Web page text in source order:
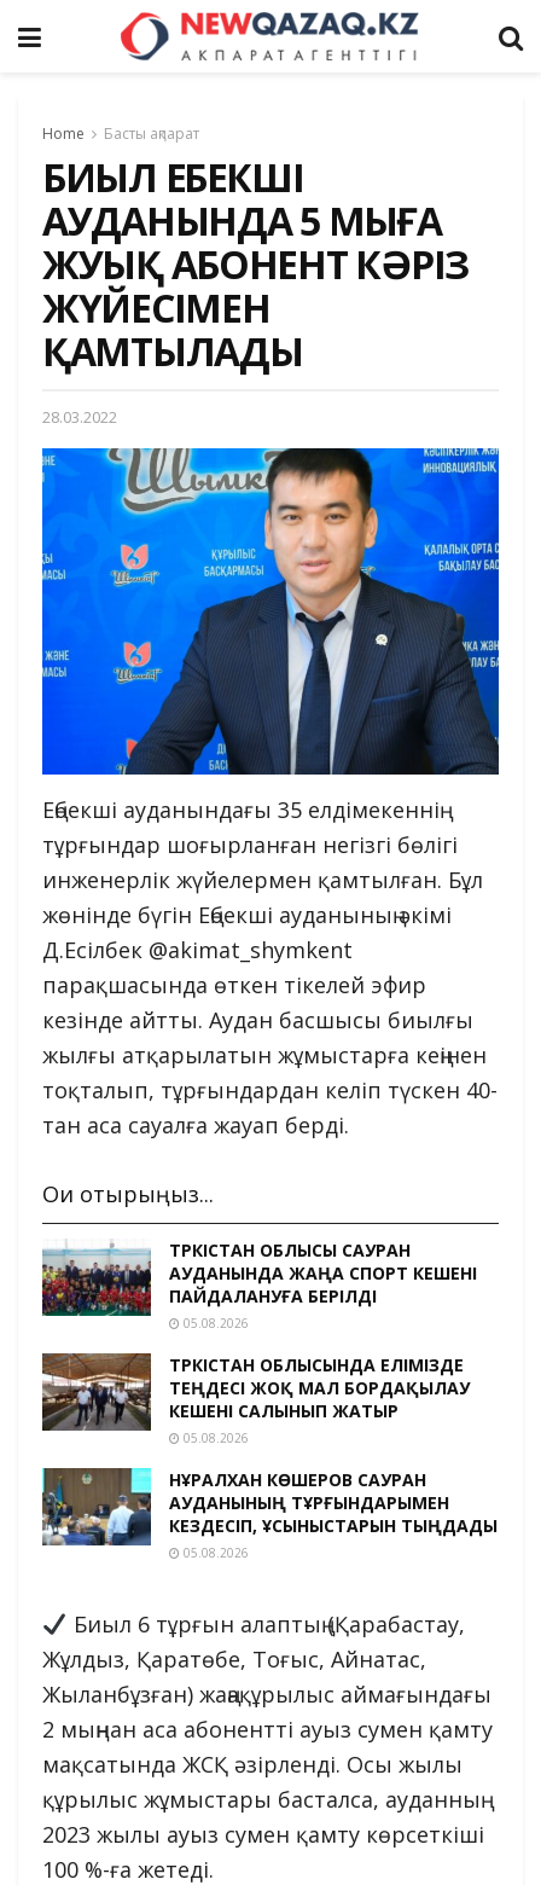
Home Басты ақпарат
БИЫЛ ЕҢБЕКШІ
АУДАНЫНДА 5 МЫҢҒА
ЖУЫҚ АБОНЕНТ КӘРІЗ
ЖҮЙЕСІМЕН
ҚАМТЫЛАДЫ
28.03.2022
Еңбекші ауданындағы 35 елдімекеннің
тұрғындар шоғырланған негізгі бөлігі
инженерлік жүйелермен қамтылған. Бұл
жөнінде бүгін Еңбекші ауданының әкімі
Д.Есілбек @akimat_shymkent
парақшасында өткен тікелей эфир
кезінде айтты. Аудан басшысы биылғы
жылғы атқарылатын жұмыстарға кеңінен
тоқталып, тұрғындардан келіп түскен 40-
тан аса сауалға жауап берді.
Оқи отырыңыз...
ТҮРКІСТАН ОБЛЫСЫ САУРАН
АУДАНЫНДА ЖАҢА СПОРТ КЕШЕНІ
ПАЙДАЛАНУҒА БЕРІЛДІ
05.08.2026
ТҮРКІСТАН ОБЛЫСЫНДА ЕЛІМІЗДЕ
ТЕҢДЕСІ ЖОҚ МАЛ БОРДАҚЫЛАУ
КЕШЕНІ САЛЫНЫП ЖАТЫР
05.08.2026
НҰРАЛХАН КӨШЕРОВ САУРАН
АУДАНЫНЫҢ ТҰРҒЫНДАРЫМЕН
КЕЗДЕСІП, ҰСЫНЫСТАРЫН ТЫҢДАДЫ
05.08.2026
Биыл 6 тұрғын алаптың (Қарабастау,
Жұлдыз, Қаратөбе, Тоғыс, Айнатас,
Жыланбұзған) жаңақұрылыс аймағындағы
2 мыңнан аса абонентті ауыз сумен қамту
мақсатында ЖСҚ әзірленді. Осы жылы
құрылыс жұмыстары басталса, ауданның
2023 жылы ауыз сумен қамту көрсеткіші
100 %-ға жетеді.